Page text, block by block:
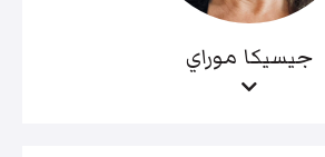
جيسيكا موراي